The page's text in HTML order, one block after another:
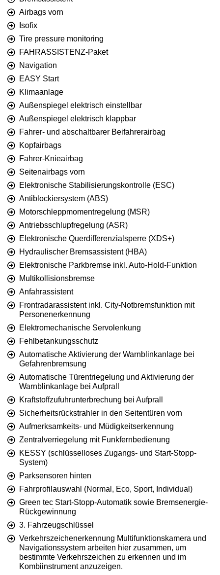
Airbags vorn
Isofix
Tire pressure monitoring
FAHRASSISTENZ-Paket
Navigation
EASY Start
Klimaanlage
Außenspiegel elektrisch einstellbar
Außenspiegel elektrisch klappbar
Fahrer- und abschaltbarer Beifahrerairbag
Kopfairbags
Fahrer-Knieairbag
Seitenairbags vorn
Elektronische Stabilisierungskontrolle (ESC)
Antiblockiersystem (ABS)
Motorschleppmomentregelung (MSR)
Antriebsschlupfregelung (ASR)
Elektronische Querdifferenzialsperre (XDS+)
Hydraulischer Bremsassistent (HBA)
Elektronische Parkbremse inkl. Auto-Hold-Funktion
Multikollisionsbremse
Anfahrassistent
Frontradarassistent inkl. City-Notbremsfunktion mit
Personenerkennung
Elektromechanische Servolenkung
Fehlbetankungsschutz
Automatische Aktivierung der Warnblinkanlage bei
Gefahrenbremsung
Automatische Türentriegelung und Aktivierung der
Warnblinkanlage bei Aufprall
Kraftstoffzufuhrunterbrechung bei Aufprall
Sicherheitsrückstrahler in den Seitentüren vorn
Aufmerksamkeits- und Müdigkeitserkennung
Zentralverriegelung mit Funkfernbedienung
KESSY (schlüsselloses Zugangs- und Start-Stopp-
System)
Parksensoren hinten
Fahrprofilauswahl (Normal, Eco, Sport, Individual)
Green tec Start-Stopp-Automatik sowie Bremsenergie-
Rückgewinnung
3. Fahrzeugschlüssel
Verkehrszeichenerkennung Multifunktionskamera und
Navigationssystem arbeiten hier zusammen, um
bestimmte Verkehrszeichen zu erkennen und im
Kombiinstrument anzuzeigen.